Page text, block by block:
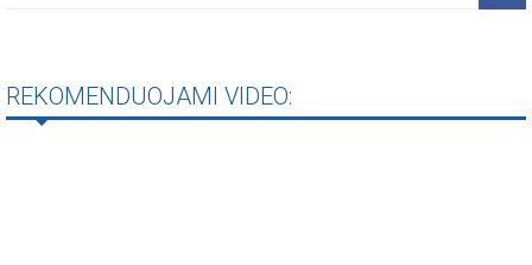
REKOMENDUOJAMI VIDEO: